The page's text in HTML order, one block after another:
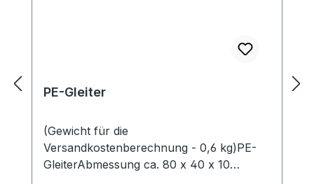
PE-Gleiter
(Gewicht für die
Versandkostenberechnung - 0,6 kg)PE-
GleiterAbmessung ca. 80 x 40 x 10